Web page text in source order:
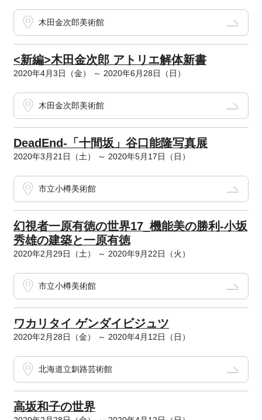
木田金次郎美術館
<新編>木田金次郎 アトリエ解体新書
2020年4月3日（金） ～ 2020年6月28日（日）
木田金次郎美術館
DeadEnd-「十間坂」谷口能隆写真展
2020年3月21日（土） ～ 2020年5月17日（日）
市立小樽美術館
幻視者一原有徳の世界17_機能美の勝利-小坂
秀雄の建築と一原有徳
2020年2月29日（土） ～ 2020年9月22日（火）
市立小樽美術館
ワカリタイ ゲンダイビジュツ
2020年2月28日（金） ～ 2020年4月12日（日）
北海道立釧路芸術館
高坂和子の世界